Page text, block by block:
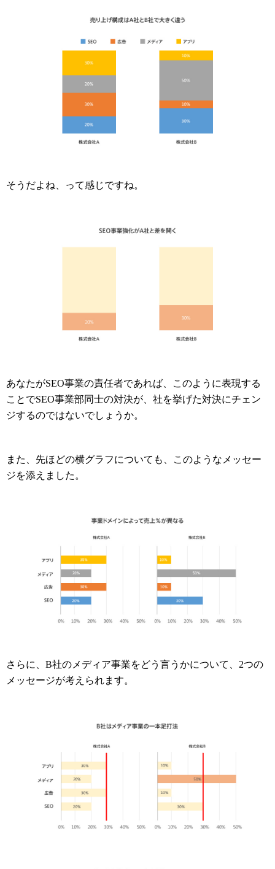
そうだよね、って感じですね。
あなたがSEO事業の責任者であれば、このように表現する
ことでSEO事業部同士の対決が、社を挙げた対決にチェン
ジするのではないでしょうか。
また、先ほどの横グラフについても、このようなメッセー
ジを添えました。
さらに、B社のメディア事業をどう言うかについて、2つの
メッセージが考えられます。